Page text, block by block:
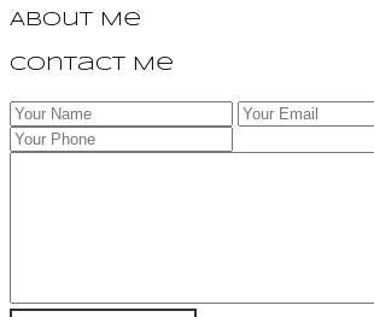
About Me
Contact Me